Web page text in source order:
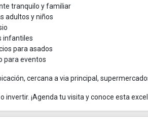
tranquilo y familiar
adultos y niños
infantiles
para asados
para eventos
cercana a via principal,
invertir. ¡Agenda tu visita y conoce esta